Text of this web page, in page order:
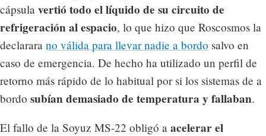
cápsula vertió todo el líquido de su circuito de
refrigeración al espacio, lo que hizo que Roscosmos la
declarara no válida para llevar nadie a bordo salvo en
caso de emergencia. De hecho ha utilizado un perfil de
retorno más rápido de lo habitual por si los sistemas de a
bordo subían demasiado de temperatura y fallaban.
El fallo de la Soyuz MS-22 obligó a acelerar el